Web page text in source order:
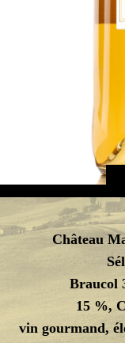
Château
Braucol
15 %,
vin gourmand,